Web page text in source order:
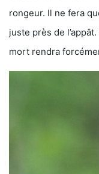
rongeur. Il ne fera
juste près de
mort rendra